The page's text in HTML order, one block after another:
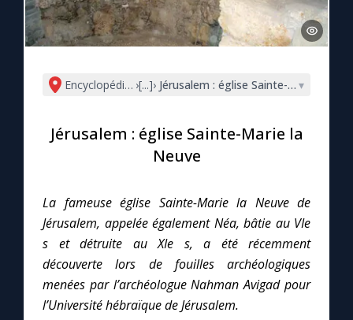
La chaîne Youtube
La newsletter
La vidéo de la semaine
Le magazine
Le site internet
Questions-réponses
Encyclopédie mariale
›[...]› Jérusalem : église Sainte-Marie la
▾
Jérusalem : église Sainte-Marie la
Neuve
La fameuse église Sainte-Marie la Neuve de
Jérusalem, appelée également Néa, bâtie au VIe
s et détruite au XIe s, a été récemment
découverte lors de fouilles archéologiques
menées par l’archéologue Nahman Avigad pour
l’Université hébraïque de Jérusalem.